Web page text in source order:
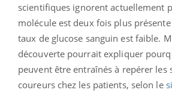
scientifiques ignorent actuellement
molécule est deux fois plus
taux de glucose sanguin est faible.
découverte pourrait expliquer
peuvent être entraînés à repérer les
coureurs chez les patients, selon le